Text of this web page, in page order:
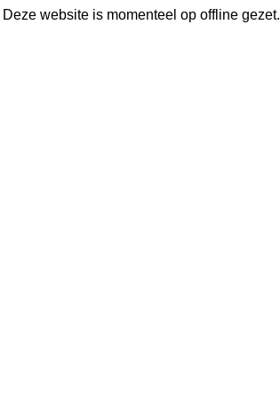
Deze website is momenteel op offline gezet.